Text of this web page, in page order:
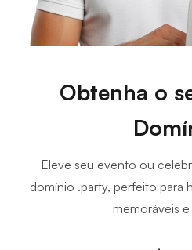
Obtenha o
Eleve seu evento ou
domínio .party, perfeito para
memoráveis